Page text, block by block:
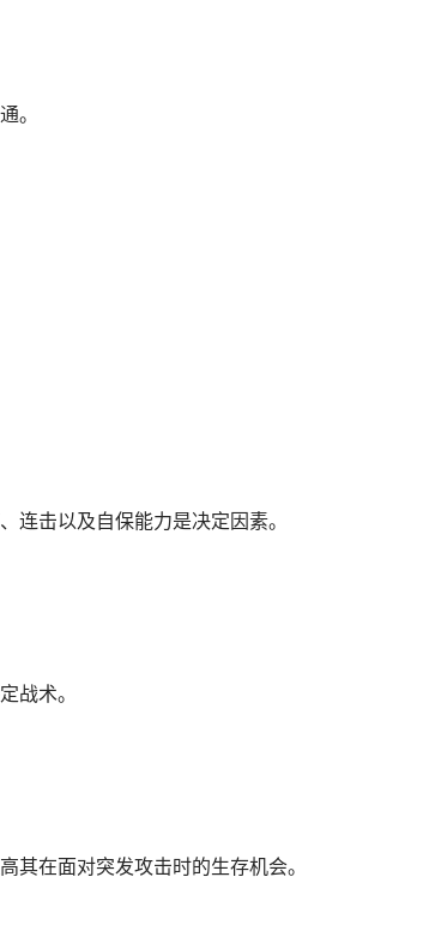
。
连击以及自保能力是决定因素。
战术。
其在面对突发攻击时的生存机会。